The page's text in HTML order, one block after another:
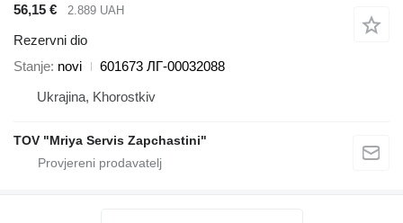
56,15 €
2.889 UAH
Rezervni dio
Stanje novi
601673 ЛГ-00032088
Ukrajina, Khorostkiv
TOV "Mriya Servis Zapchastini"